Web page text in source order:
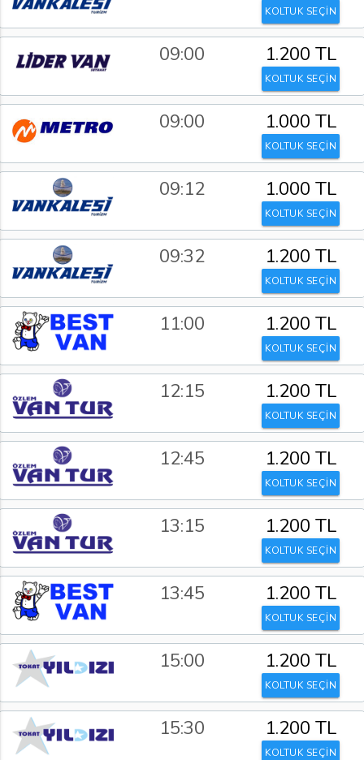
KOLTUK SEÇİN
09:00 1.200 TL
KOLTUK SEÇİN
09:00 1.000 TL
KOLTUK SEÇİN
09:12 1.000 TL
KOLTUK SEÇİN
09:32 1.200 TL
KOLTUK SEÇİN
11:00 1.200 TL
KOLTUK SEÇİN
12:15 1.200 TL
KOLTUK SEÇİN
12:45 1.200 TL
KOLTUK SEÇİN
13:15 1.200 TL
KOLTUK SEÇİN
13:45 1.200 TL
KOLTUK SEÇİN
15:00 1.200 TL
KOLTUK SEÇİN
15:30 1.200 TL
KOLTUK SEÇİN